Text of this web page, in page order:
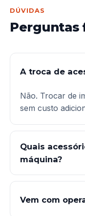
DÚVIDAS
Perguntas
A troca de
Não. Trocar de
sem custo
Quais
máquina?
Vem com